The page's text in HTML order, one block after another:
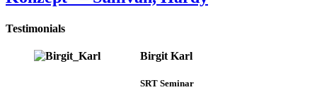
Testimonials
Birgit Karl
SRT Seminar